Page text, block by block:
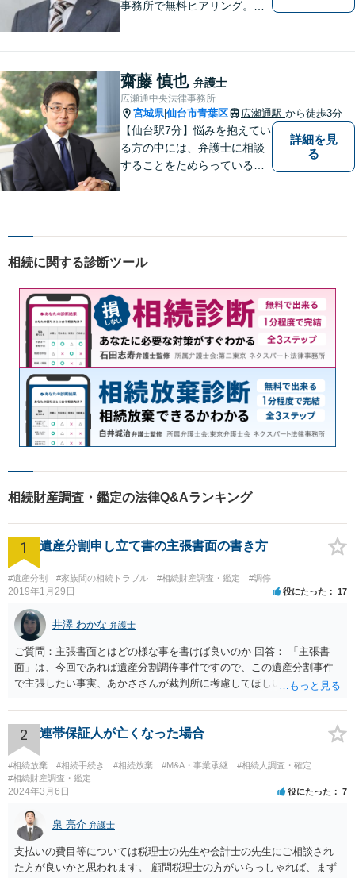
事務所で無料ヒアリング。気
の糸口を一緒に探すことを大
切にしています。
齋藤 慎也 弁護士
広瀬通中央法律事務所
宮城県|仙台市青葉区 広瀬通駅 から徒歩3分
【仙台駅7分】悩みを抱えてい
る方の中には、弁護士に相談
することをためらっている方
待できます。 どんなことで
詳細を見
る
相続に関する診断ツール
相続財産調査・鑑定の法律Q&Aランキング
1 遺産分割申し立て書の主張書面の書き方
#遺産分割 #家族間の相続トラブル #相続財産調査・鑑定 #調停
2019年1月29日 役にたった 17
井澤 わかな 弁護士
ご質問：主張書面とはどの様な事を書けば良いのか 回答： 「主張書
面」は、今回であれば遺産分割調停事件ですので、この遺産分割事件
で主張したい事実、あかささんが裁判所に考慮してほしいと思う、亡
ります。 もし、主張したい事実や考慮してほしい事情に関連して
資料を持っているようであれば、主張書面とは別で提出できます。も
し、お姉さんに見られたくないような資料がある場合、「非開示の希
望に関する申出書」と共に提出することも考えられます。 ご質問：書
いた方が良い事と書かない方が良い事 回答： お姉さんが申立書の「申
立ての趣旨」のところに書いている遺産の分け方に対して意見があれ
ば、まずそれを書くとよいです。 次に「申立ての理由」のところに、
なぜ調停を申し立てたのか(例えば、あかささんと話合いが出来ない／
決裂した、など)や亡くなった方・あかささん・お姉さん間の事情やい
きさつなどが書かれていると思うので、あかささんから見てそれは違
うと感じるところは、どのように違うのか、など書くとよいです。 そ
2 連帯保証人が亡くなった場合
#相続放棄 #相続手続き #相続放棄 #M&A・事業承継
#相続人調査・確定
#相続財産調査・鑑定
2024年3月6日 役にたった 7
泉 亮介 弁護士
支払いの費目等については税理士の先生や会計士の先生にご相談され
た方が良いかと思われます。 顧問税理士の方がいらっしゃれば、まず